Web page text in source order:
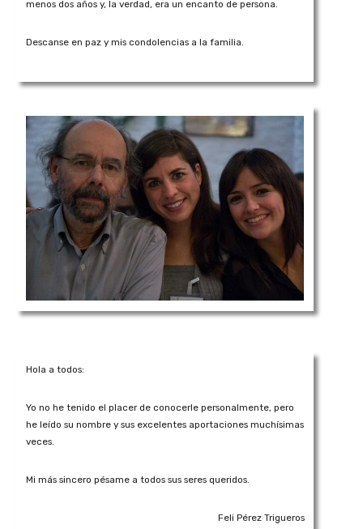
menos dos años y, la verdad, era un encanto de persona.
Descanse en paz y mis condolencias a la familia.
Hola a todos:
Yo no he tenido el placer de conocerle personalmente, pero
he leído su nombre y sus excelentes aportaciones muchísimas
veces.
Mi más sincero pésame a todos sus seres queridos.
Feli Pérez Trigueros